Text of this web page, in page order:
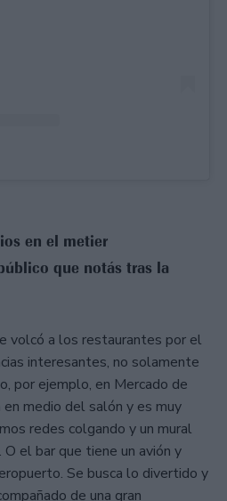
en el metier
que notás tras la
volcó a los restaurantes por el
interesantes, no solamente
por ejemplo, en Mercado de
medio del salón y es muy
redes colgando y un mural
el bar que tiene un avión y
Se busca lo divertido y
de una gran